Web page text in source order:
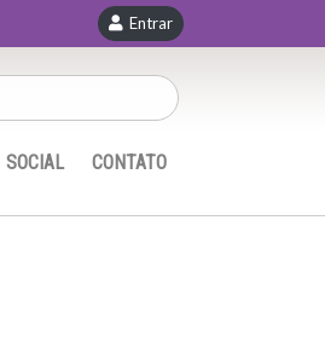
Entrar
SOCIAL CONTATO